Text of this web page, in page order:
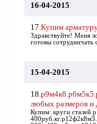
16-04-2015
17.Купим
Здравствуйте! Меня
готовы
15-04-2015
18.
любых размеров и
Купим: круги cталей